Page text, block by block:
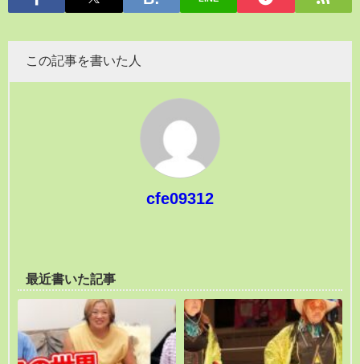
この記事を書いた人
cfe09312
最近書いた記事